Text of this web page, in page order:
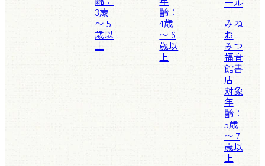
3歳
〜 5
歳以
上
齢：
4歳
〜 6
歳以
上
みね
お
みつ
福音
館書
店
対象
年
齢：
5歳
〜 7
歳以
上